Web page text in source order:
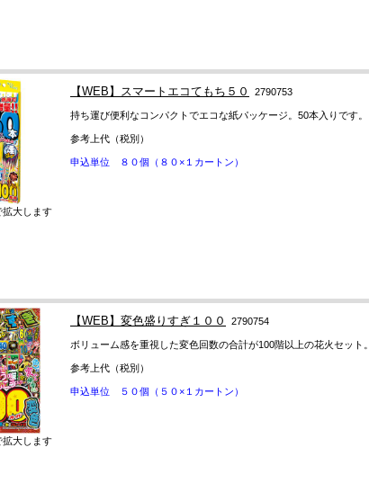
拡大します
【WEB】スマートエコてもち５０ 2790753
持ち運び便利なコンパクトでエコな紙パッケージ。50本入りです。
参考上代（税別）
申込単位 ８０個（８０×１カートン）
拡大します
【WEB】変色盛りすぎ１００ 2790754
ボリューム感を重視した変色回数の合計が100階以上の花火セット。
参考上代（税別）
申込単位 ５０個（５０×１カートン）